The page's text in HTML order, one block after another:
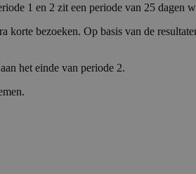
1 en 2 zit een periode van 25 dagen
bezoeken. Op basis van de
het einde van periode 2.